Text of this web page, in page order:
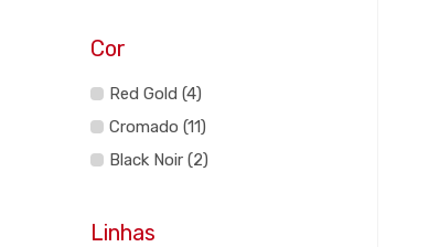
Cor
Red Gold (4)
Cromado (11)
Black Noir (2)
Linhas